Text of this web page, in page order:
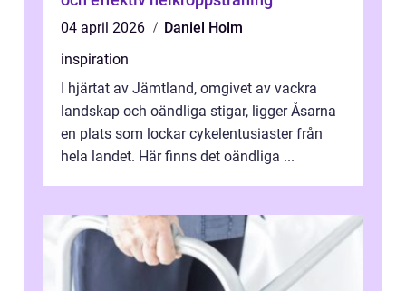
04 april 2026
Daniel Holm
inspiration
I hjärtat av Jämtland, omgivet av vackra
landskap och oändliga stigar, ligger Åsarna
en plats som lockar cykelentusiaster från
hela landet. Här finns det oändliga ...